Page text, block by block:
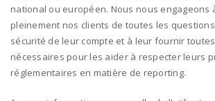
national ou européen. Nous nous engageons
pleinement nos clients de toutes les
sécurité de leur compte et à leur fournir
nécessaires pour les aider à respecter leurs
réglementaires en matière de reporting.